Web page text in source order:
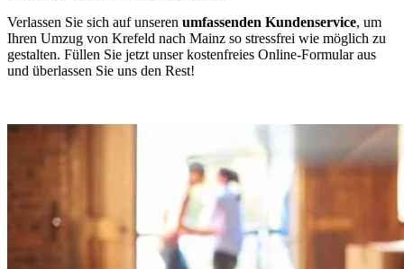
Verlassen Sie sich auf unseren umfassenden Kundenservice, um
Ihren Umzug von Krefeld nach Mainz so stressfrei wie möglich zu
gestalten. Füllen Sie jetzt unser kostenfreies Online-Formular aus
und überlassen Sie uns den Rest!